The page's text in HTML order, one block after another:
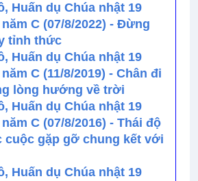
Huấn dụ Chúa nhật 19
C (07/8/2022) - Đừng
tỉnh thức
Huấn dụ Chúa nhật 19
C (11/8/2019) - Chân đi
lòng hướng về trời
Huấn dụ Chúa nhật 19
C (07/8/2016) - Thái độ
cuộc gặp gỡ chung kết với
Huấn dụ Chúa nhật 19